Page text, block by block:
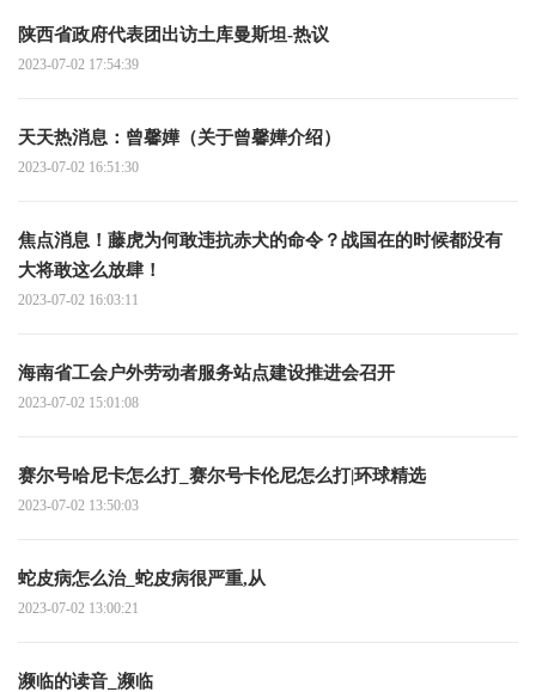
陕西省政府代表团出访土库曼斯坦-热议
2023-07-02 17:54:39
天天热消息：曾馨嬅（关于曾馨嬅介绍）
2023-07-02 16:51:30
焦点消息！藤虎为何敢违抗赤犬的命令？战国在的时候都没有
大将敢这么放肆！
2023-07-02 16:03:11
海南省工会户外劳动者服务站点建设推进会召开
2023-07-02 15:01:08
赛尔号哈尼卡怎么打_赛尔号卡伦尼怎么打|环球精选
2023-07-02 13:50:03
蛇皮病怎么治_蛇皮病很严重,从
2023-07-02 13:00:21
濒临的读音_濒临